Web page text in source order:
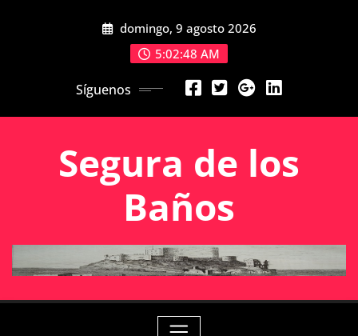
domingo, 9 agosto 2026
5:02:49 AM
Síguenos
Segura de los
Baños